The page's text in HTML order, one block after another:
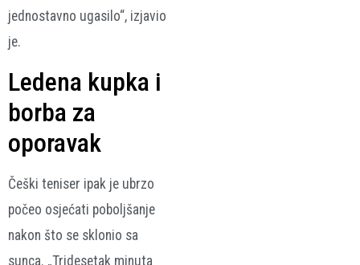
jednostavno ugasilo“, izjavio
je.
Ledena kupka i
borba za
oporavak
Češki teniser ipak je ubrzo
počeo osjećati poboljšanje
nakon što se sklonio sa
sunca. „Tridesetak minuta